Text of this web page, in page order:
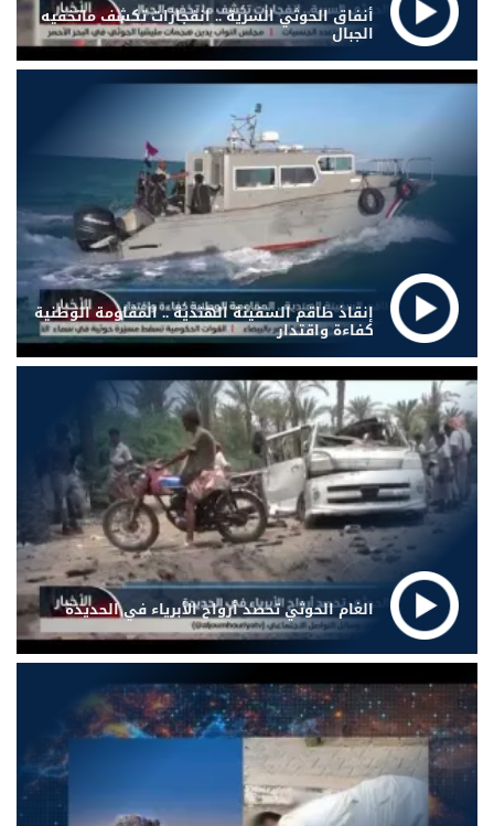
أنفاق الحوثي السرية .. انفجارات تكشف ماتخفيه
الجبال
إنقاذ طاقم السفينة الهندية .. المقاومة الوطنية
كفاءة واقتدار
الغام الحوثي تحصد أرواح الأبرياء في الحديدة